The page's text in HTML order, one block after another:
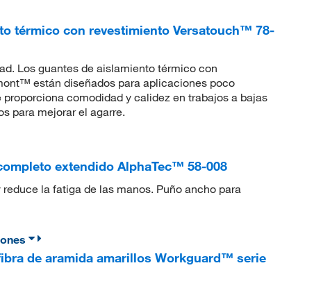
térmico con revestimiento Versatouch™ 78-
Los guantes de aislamiento térmico con
están diseñados para aplicaciones poco
comodidad y calidez en trabajos a bajas
para mejorar el agarre.
extendido AlphaTec™ 58-008
la fatiga de las manos. Puño ancho para
de aramida amarillos Workguard™ serie